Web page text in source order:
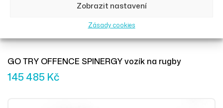
Zobrazit nastavení
Zásady cookies
GO TRY OFFENCE SPINERGY vozík na rugby
145 485 Kč